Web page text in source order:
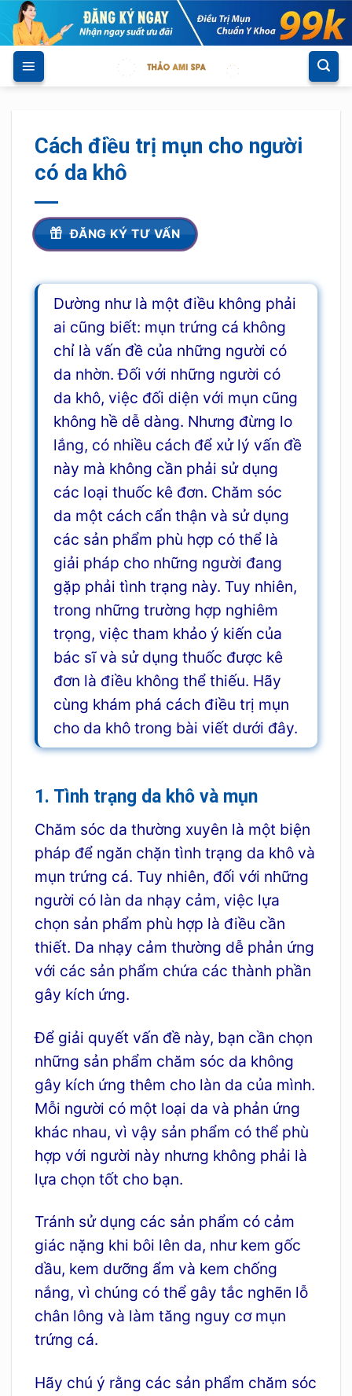
Skip
to
content
Cách điều trị mụn cho người
có da khô
ĐĂNG KÝ TƯ VẤN
Dường như là một điều không phải
ai cũng biết: mụn trứng cá không
chỉ là vấn đề của những người có
da nhờn. Đối với những người có
da khô, việc đối diện với mụn cũng
không hề dễ dàng. Nhưng đừng lo
lắng, có nhiều cách để xử lý vấn đề
này mà không cần phải sử dụng
các loại thuốc kê đơn. Chăm sóc
da một cách cẩn thận và sử dụng
các sản phẩm phù hợp có thể là
giải pháp cho những người đang
gặp phải tình trạng này. Tuy nhiên,
trong những trường hợp nghiêm
trọng, việc tham khảo ý kiến của
bác sĩ và sử dụng thuốc được kê
đơn là điều không thể thiếu. Hãy
cùng khám phá cách điều trị mụn
cho da khô trong bài viết dưới đây.
1. Tình trạng da khô và mụn
Chăm sóc da thường xuyên là một biện
pháp để ngăn chặn tình trạng da khô và
mụn trứng cá. Tuy nhiên, đối với những
người có làn da nhạy cảm, việc lựa
chọn sản phẩm phù hợp là điều cần
thiết. Da nhạy cảm thường dễ phản ứng
với các sản phẩm chứa các thành phần
gây kích ứng.
Để giải quyết vấn đề này, bạn cần chọn
những sản phẩm chăm sóc da không
gây kích ứng thêm cho làn da của mình.
Mỗi người có một loại da và phản ứng
khác nhau, vì vậy sản phẩm có thể phù
hợp với người này nhưng không phải là
lựa chọn tốt cho bạn.
Tránh sử dụng các sản phẩm có cảm
giác nặng khi bôi lên da, như kem gốc
dầu, kem dưỡng ẩm và kem chống
nắng, vì chúng có thể gây tắc nghẽn lỗ
chân lông và làm tăng nguy cơ mụn
trứng cá.
Hãy chú ý rằng các sản phẩm chăm sóc